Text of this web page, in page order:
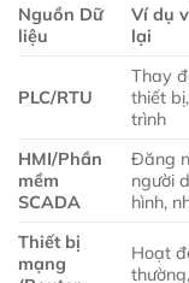
Nguồn Dữ
liệu
Ví dụ
lại
PLC/RTU
Thay
thiết
trình
HMI/Phần
mềm
SCADA
Đăng
người
hình,
Thiết bị
mạng
Hoạt